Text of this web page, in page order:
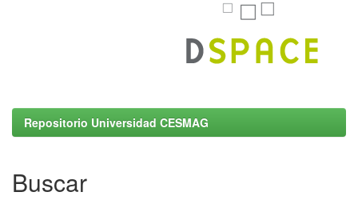
Repositorio Universidad CESMAG
Buscar